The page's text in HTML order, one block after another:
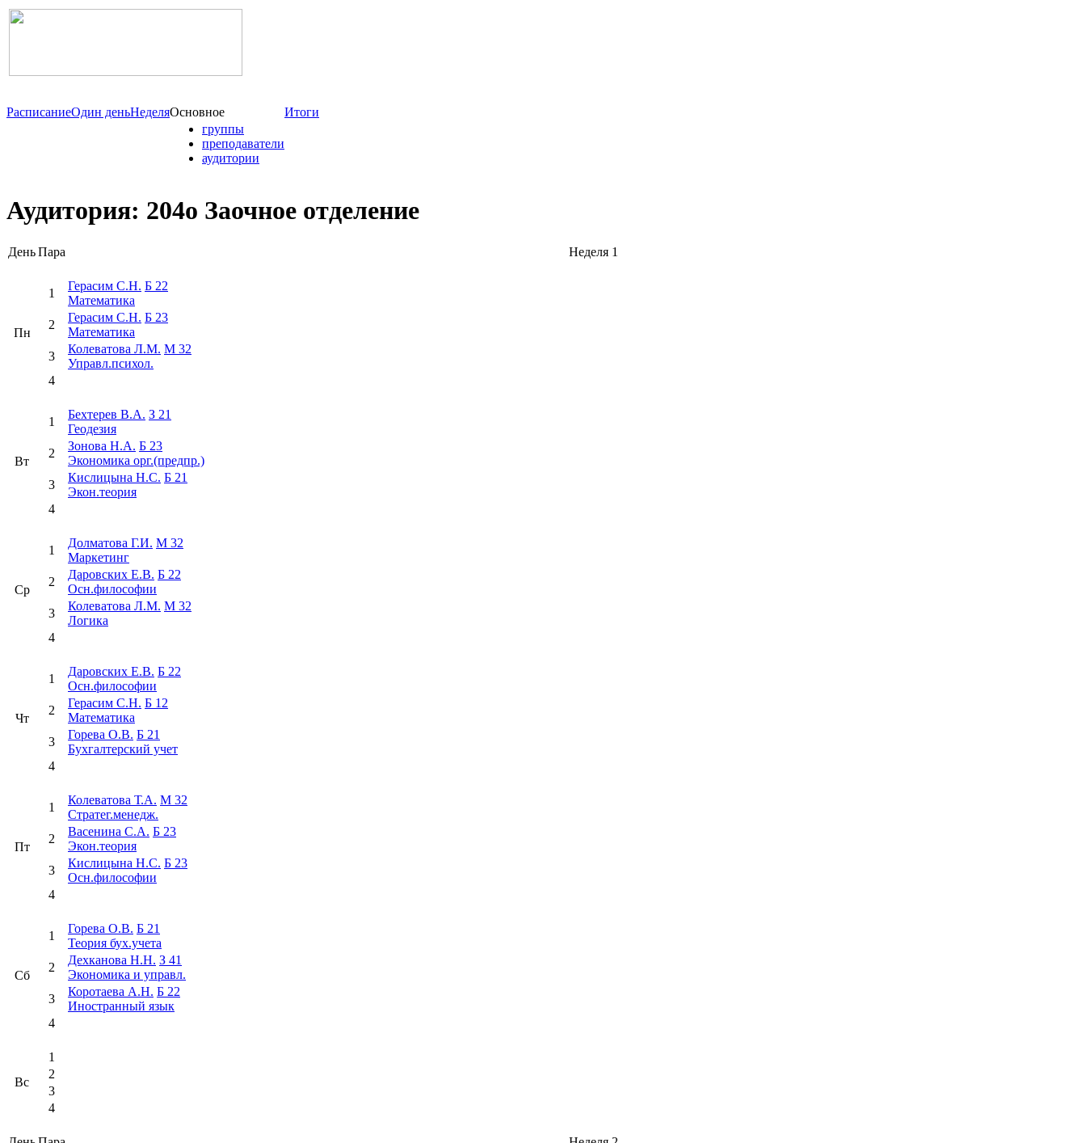
РасписаниеОдин деньНеделяОсновное
Итоги
группы
преподаватели
аудитории
Аудитория: 204о Заочное отделение
ДеньПара Неделя 1
Пн
1
Герасим С.Н. Б 22
Математика
2
Герасим С.Н. Б 23
Математика
3
Колеватова Л.М. М 32
Управл.психол.
4
Вт
1
Бехтерев В.А. З 21
Геодезия
2
Зонова Н.А. Б 23
Экономика орг.(предпр.)
3
Кислицына Н.С. Б 21
Экон.теория
4
Ср
1
Долматова Г.И. М 32
Маркетинг
2
Даровских Е.В. Б 22
Осн.философии
3
Колеватова Л.М. М 32
Логика
4
Чт
1
Даровских Е.В. Б 22
Осн.философии
2
Герасим С.Н. Б 12
Математика
3
Горева О.В. Б 21
Бухгалтерский учет
4
Пт
1
Колеватова Т.А. М 32
Стратег.менедж.
2
Васенина С.А. Б 23
Экон.теория
3
Кислицына Н.С. Б 23
Осн.философии
4
Сб
1
Горева О.В. Б 21
Теория бух.учета
2
Дехканова Н.Н. З 41
Экономика и управл.
3
Коротаева А.Н. Б 22
Иностранный язык
4
Вс
1
2
3
4